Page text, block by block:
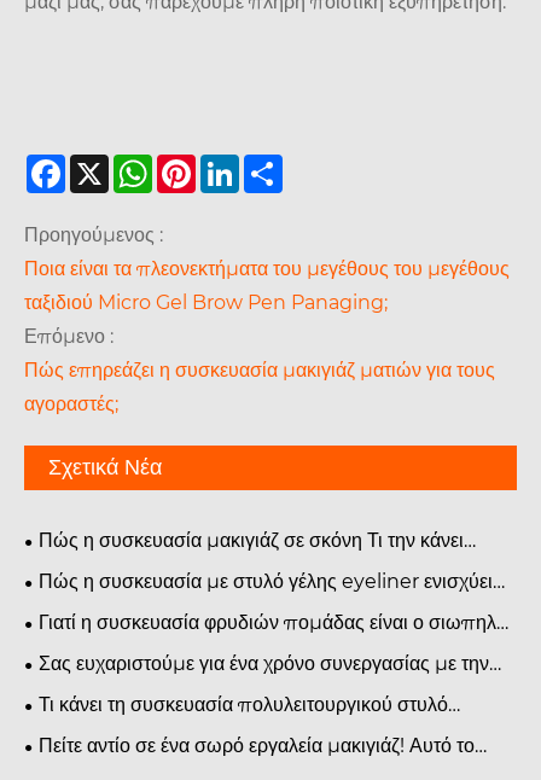
Facebook
X WhatsApp
PinterestLinkedIn
Προηγούμενος :
Ποια είναι τα πλεονεκτήματα του μεγέθους του μεγέθους
ταξιδιού Micro Gel Brow Pen Panaging;
Επόμενο :
Πώς επηρεάζει η συσκευασία μακιγιάζ ματιών για τους
αγοραστές;
Σχετικά Νέα
Πώς η συσκευασία μακιγιάζ σε σκόνη Τι την κάνει
απαραίτητη και γιατί έχει σημασία στη σύγχρονη
βιομηχανία καλλυντικών
Πώς η συσκευασία με στυλό γέλης eyeliner ενισχύει
την ελκυστικότητα των προϊόντων ομορφιάς;
Γιατί η συσκευασία φρυδιών πομάδας είναι ο σιωπηλός
ήρωας της επωνυμίας σας;
Σας ευχαριστούμε για ένα χρόνο συνεργασίας με την
Xinxin Packaging.
Τι κάνει τη συσκευασία πολυλειτουργικού στυλό
φρυδιών απαραίτητη για τις επωνυμίες ομορφιάς;
Πείτε αντίο σε ένα σωρό εργαλεία μακιγιάζ! Αυτό το